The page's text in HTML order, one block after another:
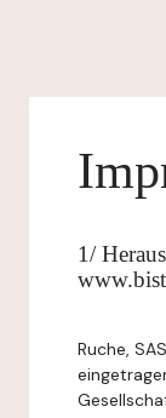
1/
Ruche,